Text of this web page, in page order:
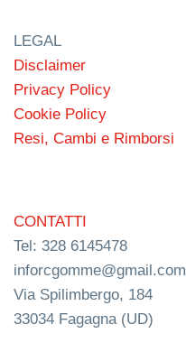
LEGAL
Disclaimer
Privacy Policy
Cookie Policy
Resi, Cambi e Rimborsi
CONTATTI
Tel: 328 6145478
inforcgomme@gmail.com
Via Spilimbergo, 184
33034 Fagagna (UD)